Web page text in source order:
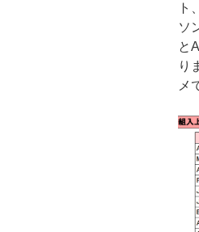
ト
ソ
と
り
メ